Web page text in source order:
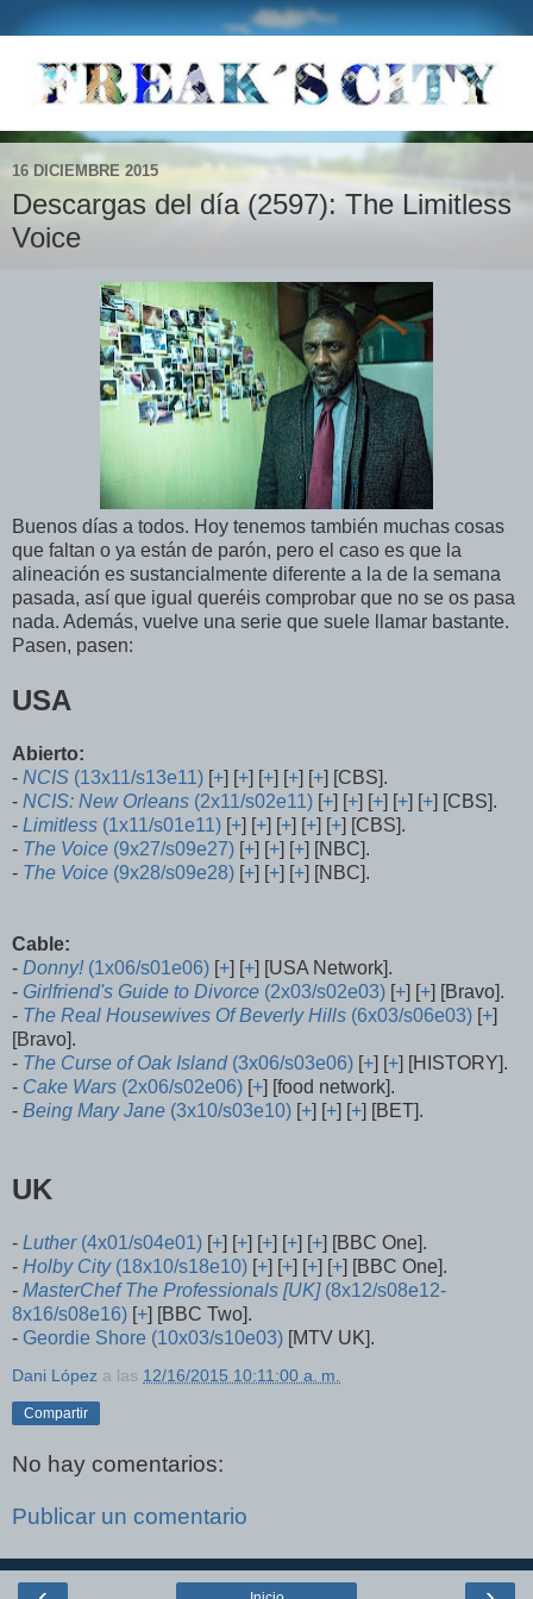
16 DICIEMBRE 2015
Descargas del día (2597): The Limitless
Voice
Buenos días a todos. Hoy tenemos también muchas cosas
que faltan o ya están de parón, pero el caso es que la
alineación es sustancialmente diferente a la de la semana
pasada, así que igual queréis comprobar que no se os pasa
nada. Además, vuelve una serie que suele llamar bastante.
Pasen, pasen:
USA
Abierto:
- NCIS (13x11/s13e11) [+] [+] [+] [+] [+] [CBS].
- NCIS: New Orleans (2x11/s02e11) [+] [+] [+] [+] [+] [CBS].
- Limitless (1x11/s01e11) [+] [+] [+] [+] [+] [CBS].
- The Voice (9x27/s09e27) [+] [+] [+] [NBC].
- The Voice (9x28/s09e28) [+] [+] [+] [NBC].
Cable:
- Donny!(1x06/s01e06) [+] [+] [USA Network].
- Girlfriend's Guide to Divorce (2x03/s02e03) [+] [+] [Bravo].
- The Real Housewives Of Beverly Hills (6x03/s06e03) [+]
[Bravo].
- The Curse of Oak Island(3x06/s03e06) [+] [+] [HISTORY].
- Cake Wars (2x06/s02e06) [+] [food network].
- Being Mary Jane (3x10/s03e10) [+] [+] [+] [BET].
UK
- Luther(4x01/s04e01) [+] [+] [+] [+] [+] [BBC One].
- Holby City(18x10/s18e10) [+] [+] [+] [+] [BBC One].
- MasterChef The Professionals [UK](8x12/s08e12-
8x16/s08e16) [+] [BBC Two].
- Geordie Shore (10x03/s10e03) [MTV UK].
Dani López a las 12/16/2015 10:11:00 a. m.
Compartir
No hay comentarios:
Publicar un comentario